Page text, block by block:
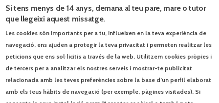
Si tens menys de 14 anys, demana al teu pare, mare o tutor
que llegeixi aquest missatge.
Les cookies són importants per a tu, influeixen en la teva experiència de
navegació, ens ajuden a protegir la teva privacitat i permeten realitzar les
peticions que ens sol·licitis a través de la web. Utilitzem cookies pròpies i
de tercers per a analitzar els nostres serveis i mostrar-te publicitat
relacionada amb les teves preferències sobre la base d’un perfil elaborat
amb els teus hàbits de navegació (per exemple, pàgines visitades). Si